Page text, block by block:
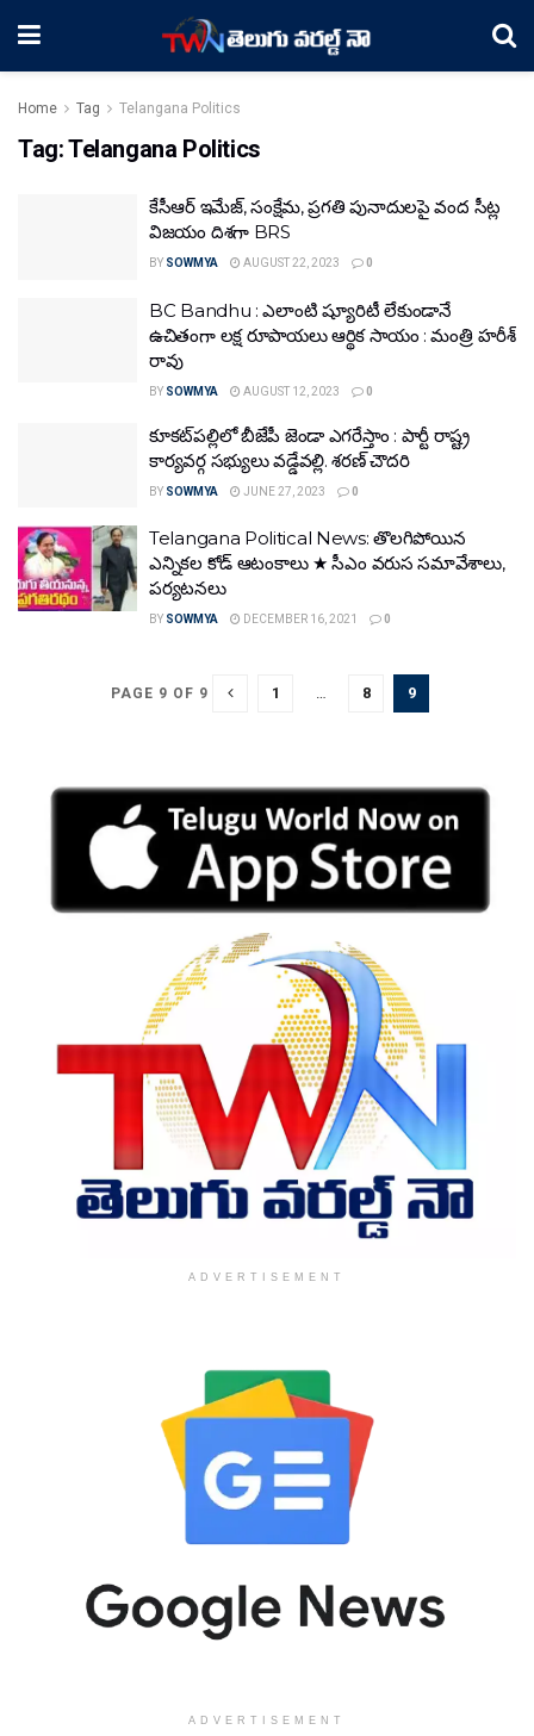
Home Tag Telangana Politics
Tag:Telangana Politics
కేసీఆర్ ఇమేజ్, సంక్షేమ, ప్రగతి పునాదులపై వంద సీట్ల
విజయం దిశగా BRS
BY SOWMYA AUGUST 22, 2023 0
BC Bandhu : ఎలాంటి ష్యూరిటీ లేకుండానే
ఉచితంగా లక్ష రూపాయలు ఆర్థిక సాయం : మంత్రి హరీశ్
రావు
BY SOWMYA AUGUST 12, 2023 0
కూకట్‌పల్లిలో బీజేపీ జెండా ఎగరేస్తాం : పార్టీ రాష్ట్ర
కార్యవర్గ సభ్యులు వడ్డేవల్లి. శరణ్ చౌదరి
BY SOWMYA JUNE 27, 2023 0
Telangana Political News: తొలగిపోయిన
ఎన్నికల కోడ్‌ ఆటంకాలు ★ సీఎం వరుస సమావేశాలు,
పర్యటనలు
BY SOWMYA DECEMBER 16, 2021 0
PAGE 9 OF 9 1 … 8 9
ADVERTISEMENT
ADVERTISEMENT